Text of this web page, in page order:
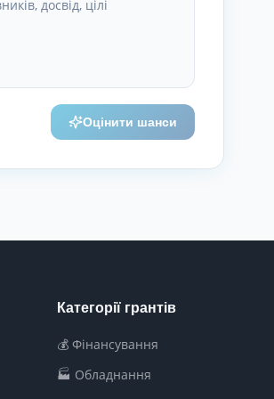
Оцінити шанси
Категорії грантів
💰 Фінансування
🏭 Обладнання